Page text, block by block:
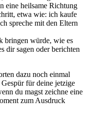
eine heilsame Richtung
etwa wie: ich kaufe
spreche mit den Eltern
bringen würde, wie es
dir sagen oder berichten
dazu noch einmal
für deine jetzige
du magst zeichne eine
zum Ausdruck